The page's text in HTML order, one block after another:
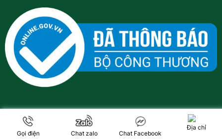
Gọi điện Chat zalo Chat Facebook
Địa chỉ